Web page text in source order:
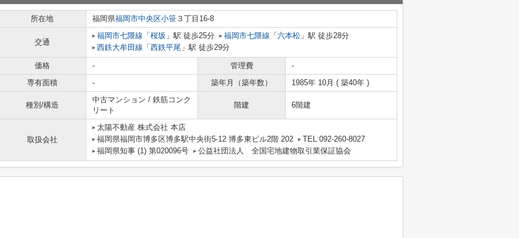
所在地 福岡県福岡市中央区小笹 ３丁目16-8
交通
福岡市七隈線 「 桜坂 」駅 徒歩25分 福岡市七隈線 「 六本松 」駅 徒歩28分
西鉄大牟田線 「 西鉄平尾 」駅 徒歩29分
価格 - 管理費
-
専有面積
- 築年月（築年数） 1985年 10月 ( 築40年 )
種別/構造
中古マンション / 鉄筋コンク
リート
階建 6階建
取扱会社
太陽不動産 株式会社 本店
福岡県福岡市博多区博多駅中央街5-12 博多東ビル2階 202
TEL:092-260-8027
福岡県知事 (1) 第020096号
公益社団法人 全国宅地建物取引業保証協会